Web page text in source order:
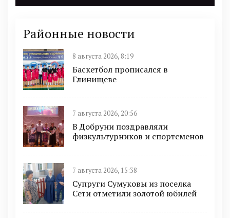
Районные новости
8 августа 2026, 8:19
Баскетбол прописался в
Глинищеве
7 августа 2026, 20:56
В Добруни поздравляли
физкультурников и спортсменов
7 августа 2026, 15:38
Супруги Сумуковы из поселка
Сети отметили золотой юбилей